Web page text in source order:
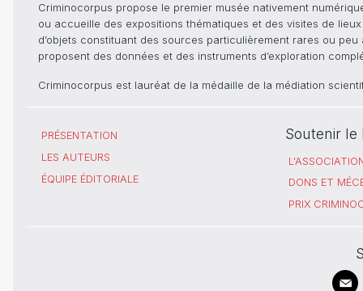
Criminocorpus propose le premier musée nativement
ou accueille des expositions thématiques et des visites de
d’objets constituant des sources particulièrement rares ou
proposent des données et des instruments d’exploration
Criminocorpus est lauréat de la médaille de la médiation
PRÉSENTATION
LES AUTEURS
ÉQUIPE ÉDITORIALE
Soutenir le
DONS ET
PRIX